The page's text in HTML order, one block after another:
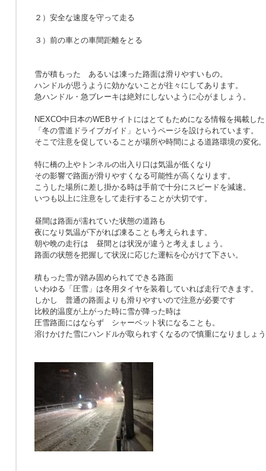
２）安全な速度を守って走る
３）前の車との車間距離をとる
雪が積もった あるいは凍った路面は滑りやすいもの。
ハンドルが思うように効かないことが往々にしてあります。
急ハンドル・急ブレーキは絶対にしないように心がましょう。
NEXCO中日本のWEBサイトにはとてもためになる情報を掲載した
「冬の雪道ドライブガイド」というページを設けられています。
そこで注意を促していることが場所や時間による道路環境の変化。
特に橋の上やトンネルの出入り口は気温が低くなり
その影響で路面が滑りやすくなる可能性が高くなります。
こうした場所に差し掛かる時は手前で十分にスピードを減速。
いつも以上に注意をして走行することが大切です。
昼間は路面が濡れていた状態の道路も
夜になり気温が下がれば凍ることも考えられます。
朝や晩の走行は 昼間とは状況が違うと考えましょう。
路面の状態を把握して状況に応じた運転を心がけて下さい。
積もった雪が踏み固められてできる路面
いわゆる「圧雪」は冬用タイヤを装着していれば走行できます。
しかし 普通の路面よりも滑りやすいので注意が必要です
比較的温度が上がった時に雪が降った時は
圧雪路面にはならず シャーベット状になることも。
溶けかけた雪にハンドルが取られすくなるので慎重になりましょ